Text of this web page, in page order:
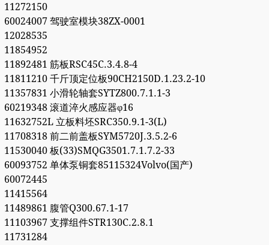
11272150
60024007 驾驶室模块38ZX-0001
12028535
11854952
11892481 筋板RSC45C.3.4.8-4
11811210 千斤顶定位板90CH2150D.1.23.2-10
11357831 小滑轮轴套SYTZ800.7.1.1-3
60219348 滚道淬火感应器φ16
11632752L 立板料坯SRC350.9.1-3(L)
11708318 前二前盖板SYM5720J.3.5.2-6
11530040 板(33)SMQG3501.7.1.7.2-33
60093752 单体泵铜套85115324Volvo(国产)
60072445
11415564
11489861 腹管Q300.67.1-17
11103967 支撑组件STR130C.2.8.1
11731284